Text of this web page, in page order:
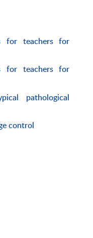
for teachers for
for teachers for
pathological
control